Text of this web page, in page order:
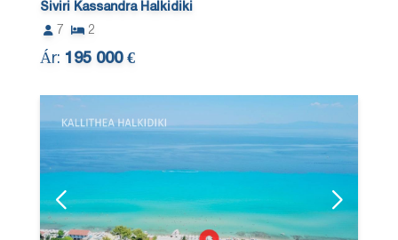
Siviri Kassandra Halkidiki
7
2
Ár: 195 000 €